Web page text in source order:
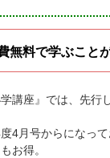
無料で学ぶこと
学講座』では、先行
4月号からになっ
お得。